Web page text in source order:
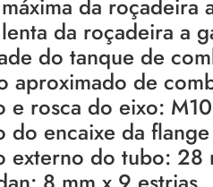
da
da roçadeira a
do tanque de
aproximado de
e rosca do eixo:
do encaixe da
externo do tubo: 28